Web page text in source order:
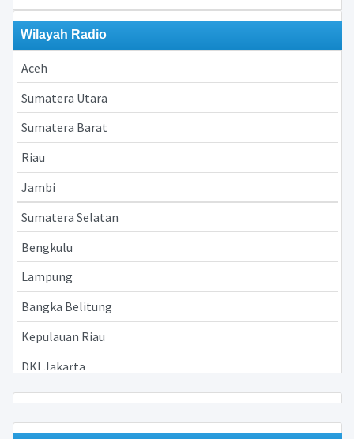
Wilayah Radio
Aceh
Sumatera Utara
Sumatera Barat
Riau
Jambi
Sumatera Selatan
Bengkulu
Lampung
Bangka Belitung
Kepulauan Riau
DKI Jakarta
Jawa Barat
Jawa Tengah